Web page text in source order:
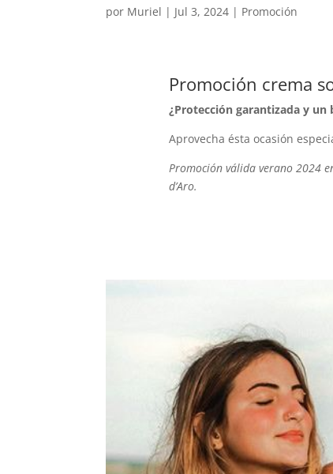
por Muriel | Jul 3, 2024 | Promoción
Promoción crema
¿Protección garantizada y
Aprovecha ésta ocasión
Promoción válida verano 2024
d’Aro.